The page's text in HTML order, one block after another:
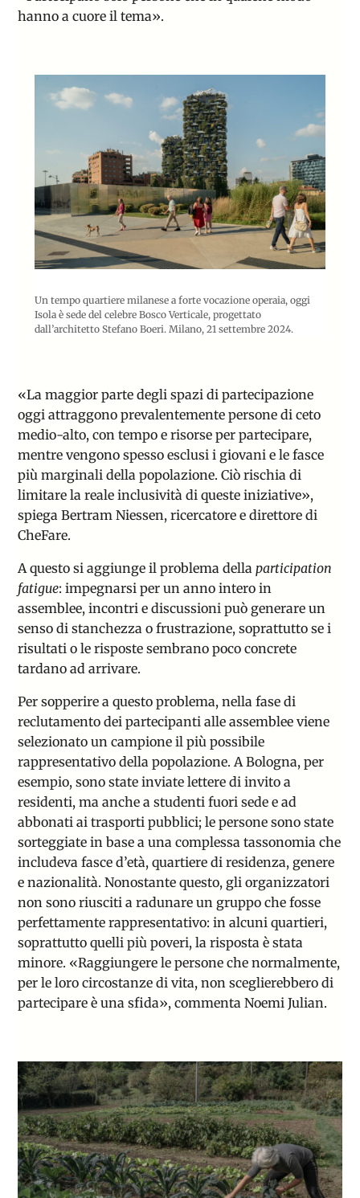
hanno a cuore il tema».
Un tempo quartiere milanese a forte vocazione operaia, oggi
Isola è sede del celebre Bosco Verticale, progettato
dall’architetto Stefano Boeri. Milano, 21 settembre 2024.
«La maggior parte degli spazi di partecipazione
oggi attraggono prevalentemente persone di ceto
medio-alto, con tempo e risorse per partecipare,
mentre vengono spesso esclusi i giovani e le fasce
più marginali della popolazione. Ciò rischia di
limitare la reale inclusività di queste iniziative»,
spiega Bertram Niessen, ricercatore e direttore di
CheFare.
A questo si aggiunge il problema della participation
fatigue: impegnarsi per un anno intero in
assemblee, incontri e discussioni può generare un
senso di stanchezza o frustrazione, soprattutto se i
risultati o le risposte sembrano poco concrete
tardano ad arrivare.
Per sopperire a questo problema, nella fase di
reclutamento dei partecipanti alle assemblee viene
selezionato un campione il più possibile
rappresentativo della popolazione. A Bologna, per
esempio, sono state inviate lettere di invito a
residenti, ma anche a studenti fuori sede e ad
abbonati ai trasporti pubblici; le persone sono state
sorteggiate in base a unacomplessa tassonomia che
includeva fasce d’età, quartiere di residenza, genere
e nazionalità. Nonostante questo, gli organizzatori
non sono riusciti a radunare un gruppo che fosse
perfettamente rappresentativo: in alcuni quartieri,
soprattutto quelli più poveri, la risposta è stata
minore. «Raggiungere le persone che normalmente,
per le loro circostanze di vita, non sceglierebbero di
partecipare è una sfida», commenta Noemi Julian.